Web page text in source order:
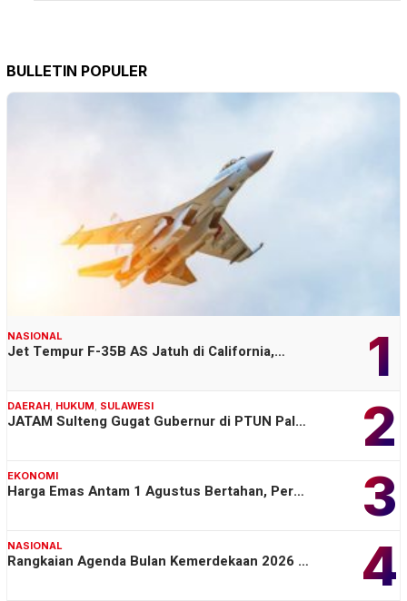
BULLETIN POPULER
1
NASIONAL
Jet Tempur F-35B AS Jatuh di California,…
2
DAERAH, HUKUM, SULAWESI
JATAM Sulteng Gugat Gubernur di PTUN Pal…
3
EKONOMI
Harga Emas Antam 1 Agustus Bertahan, Per…
4
NASIONAL
Rangkaian Agenda Bulan Kemerdekaan 2026 …